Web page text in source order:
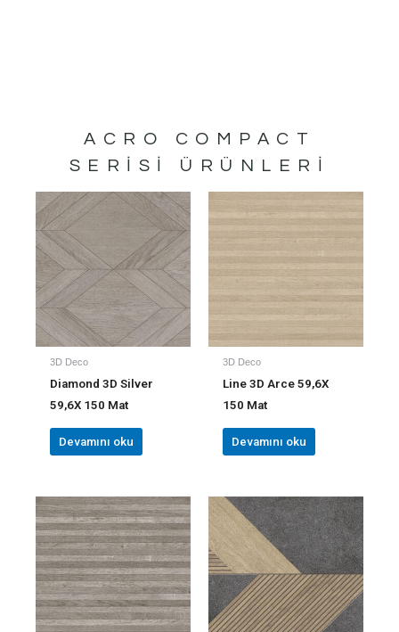
ACRO COMPACT
SERISI ÜRÜNLERI
3D Deco
Diamond 3D Silver
59,6X 150 Mat
Devamını oku
3D Deco
Line 3D Arce 59,6X
150 Mat
Devamını oku